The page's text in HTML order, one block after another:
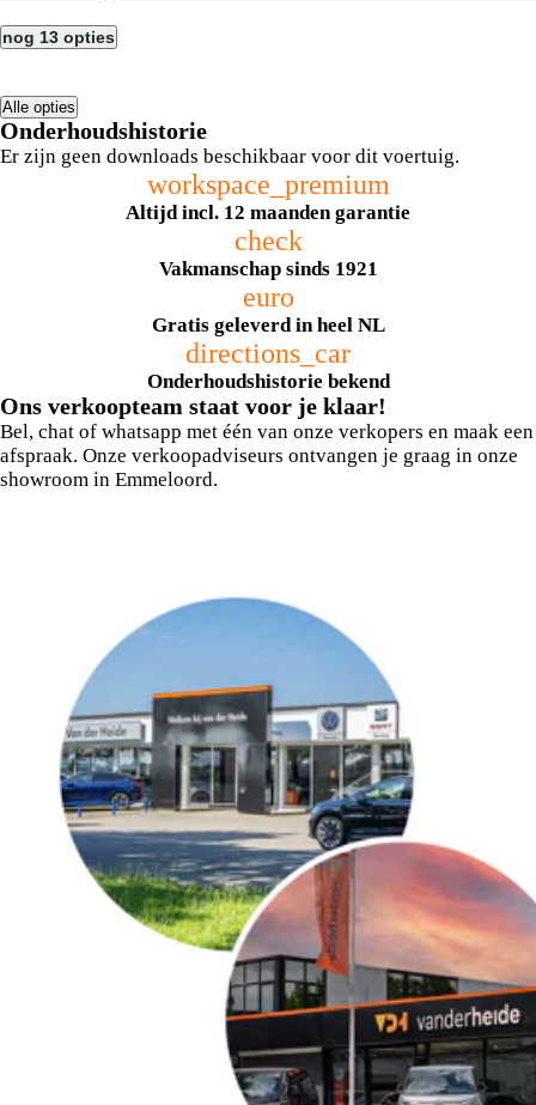
nog 13 opties
Alle opties
Onderhoudshistorie
Er zijn geen downloads beschikbaar voor dit voertuig.
workspace_premium
Altijd incl. 12 maanden garantie
check
Vakmanschap sinds 1921
euro
Gratis geleverd in heel NL
directions_car
Onderhoudshistorie bekend
Ons verkoopteam staat voor je klaar!
Bel, chat of whatsapp met één van onze verkopers en maak een
afspraak. Onze verkoopadviseurs ontvangen je graag in onze
showroom in Emmeloord.